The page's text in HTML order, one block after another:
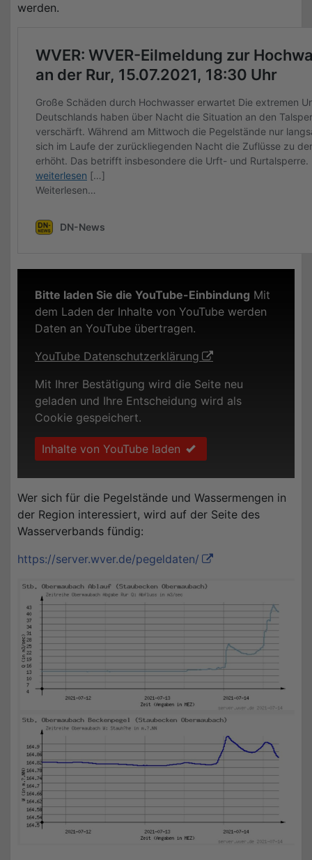
werden.
Bitte laden Sie die YouTube-Einbindung Mit
dem Laden der Inhalte von YouTube werden
Daten an YouTube übertragen.
YouTube Datenschutzerklärung
Mit Ihrer Bestätigung wird die Seite neu
geladen und Ihre Entscheidung wird als
Cookie gespeichert.
Inhalte von YouTube laden
Wer sich für die Pegelstände und Wassermengen in
der Region interessiert, wird auf der Seite des
Wasserverbands fündig:
https://server.wver.de/pegeldaten/